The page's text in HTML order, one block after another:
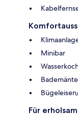
Minibar
Für